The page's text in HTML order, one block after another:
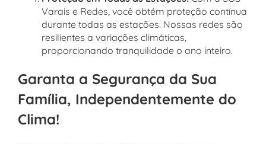
Varais e Redes, você obtém proteção contínua
durante todas as estações. Nossas redes são
resilientes a variações climáticas,
proporcionando tranquilidade o ano inteiro.
Garanta a Segurança da Sua
Família, Independentemente do
Clima!